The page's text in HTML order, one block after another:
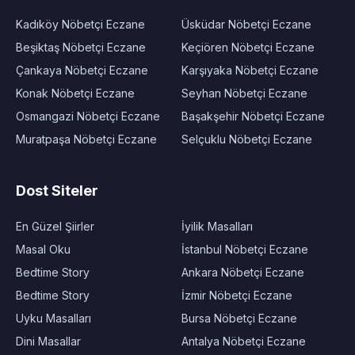
Kadıköy Nöbetçi Eczane
Beşiktaş Nöbetçi Eczane
Çankaya Nöbetçi Eczane
Konak Nöbetçi Eczane
Osmangazi Nöbetçi Eczane
Muratpaşa Nöbetçi Eczane
Üsküdar Nöbetçi Eczane
Keçiören Nöbetçi Eczane
Karşıyaka Nöbetçi Eczane
Seyhan Nöbetçi Eczane
Başakşehir Nöbetçi Eczane
Selçuklu Nöbetçi Eczane
Dost Siteler
En Güzel Şiirler
Masal Oku
Bedtime Story
Bedtime Story
Uyku Masalları
Dini Masallar
İyilik Masalları
İstanbul Nöbetçi Eczane
Ankara Nöbetçi Eczane
İzmir Nöbetçi Eczane
Bursa Nöbetçi Eczane
Antalya Nöbetçi Eczane